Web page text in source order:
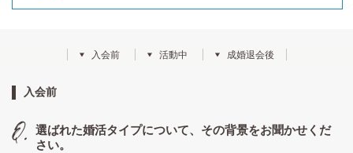
入会前 活動中 成婚退会後
入会前
選ばれた婚活タイプについて、その背景をお聞かせくだ
さい。